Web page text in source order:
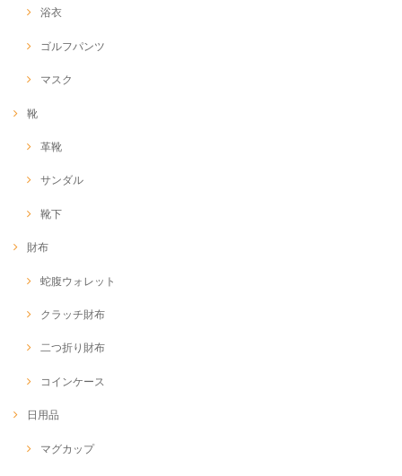
浴衣
ゴルフパンツ
マスク
靴
革靴
サンダル
靴下
財布
蛇腹ウォレット
クラッチ財布
二つ折り財布
コインケース
日用品
マグカップ